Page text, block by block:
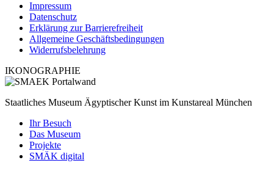
Impressum
Datenschutz
Erklärung zur Barrierefreiheit
Allgemeine Geschäftsbedingungen
Widerrufsbelehrung
IKONOGRAPHIE
Staatliches Museum Ägyptischer Kunst im Kunstareal München
Ihr Besuch
Das Museum
Projekte
SMÄK digital